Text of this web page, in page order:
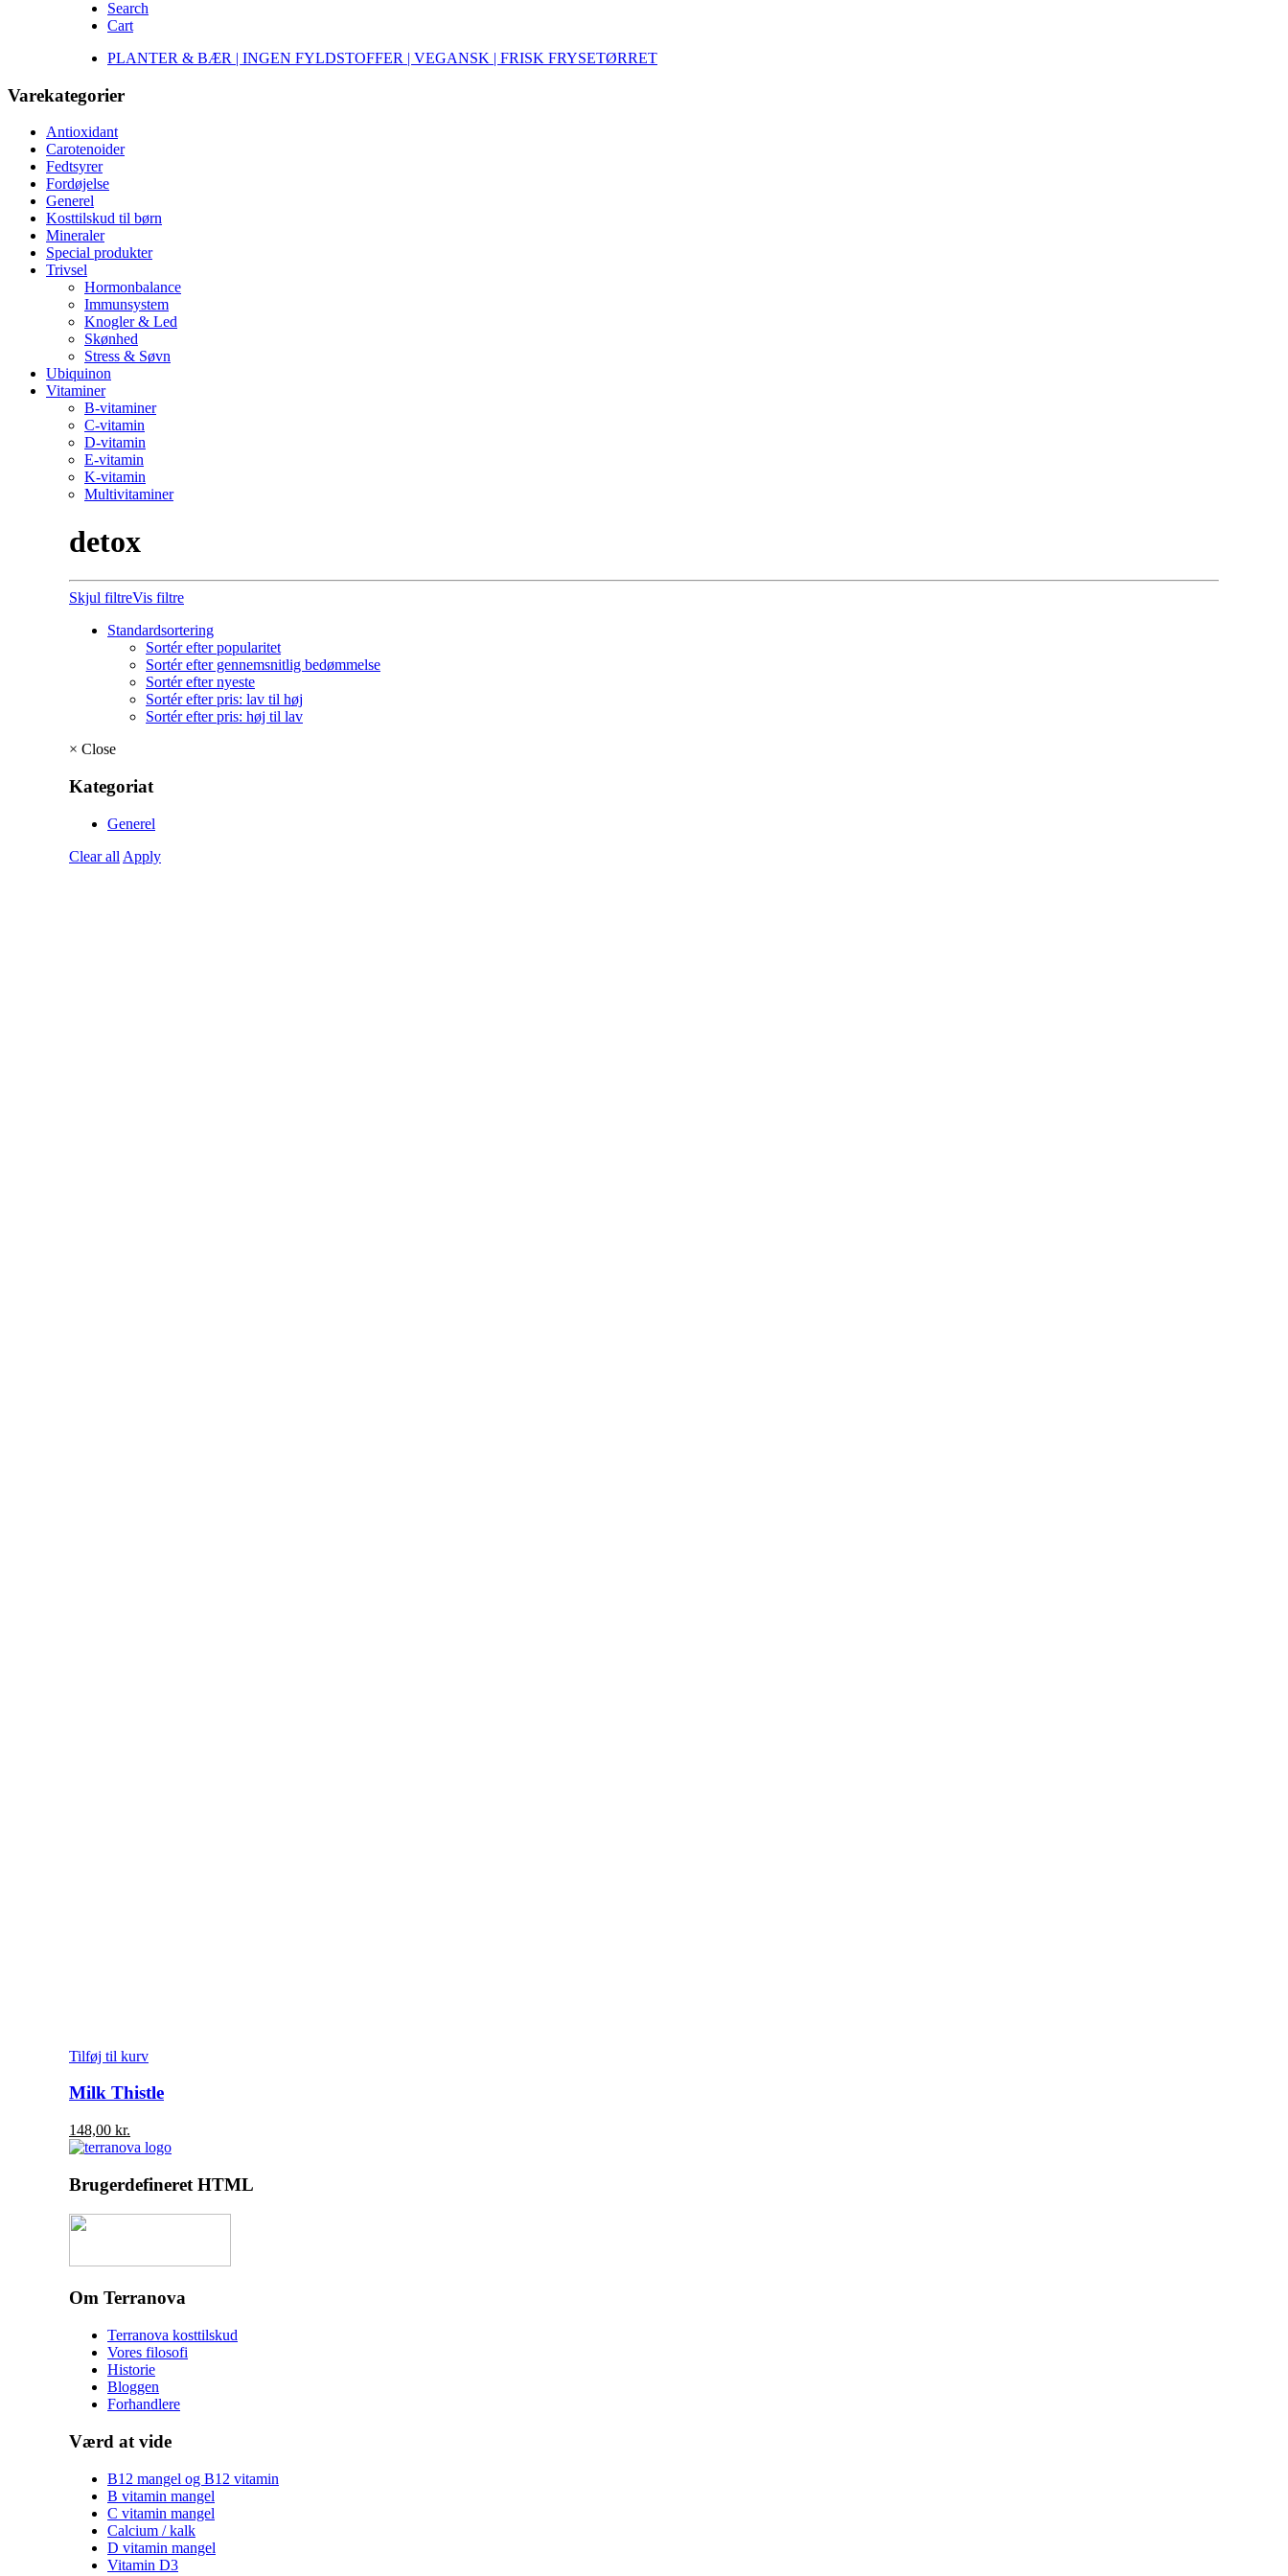
Search
Cart
PLANTER & BÆR | INGEN FYLDSTOFFER | VEGANSK | FRISK FRYSETØRRET
Varekategorier
Antioxidant
Carotenoider
Fedtsyrer
Fordøjelse
Generel
Kosttilskud til børn
Mineraler
Special produkter
Trivsel
Hormonbalance
Immunsystem
Knogler & Led
Skønhed
Stress & Søvn
Ubiquinon
Vitaminer
B-vitaminer
C-vitamin
D-vitamin
E-vitamin
K-vitamin
Multivitaminer
detox
Skjul filtreVis filtre
Standardsortering
Sortér efter popularitet
Sortér efter gennemsnitlig bedømmelse
Sortér efter nyeste
Sortér efter pris: lav til høj
Sortér efter pris: høj til lav
× Close
Kategoriat
Generel
Clear all Apply
Tilføj til kurv
Milk Thistle
148,00 kr.
Brugerdefineret HTML
Om Terranova
Terranova kosttilskud
Vores filosofi
Historie
Bloggen
Forhandlere
Værd at vide
B12 mangel og B12 vitamin
B vitamin mangel
C vitamin mangel
Calcium / kalk
D vitamin mangel
Vitamin D3